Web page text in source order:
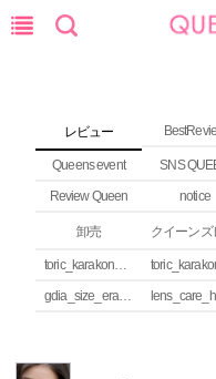
レビュー
Queens event SNS
Review Queen
notice
卸売
toric_karakon_takai_riyuu
gdia_size_erabikata